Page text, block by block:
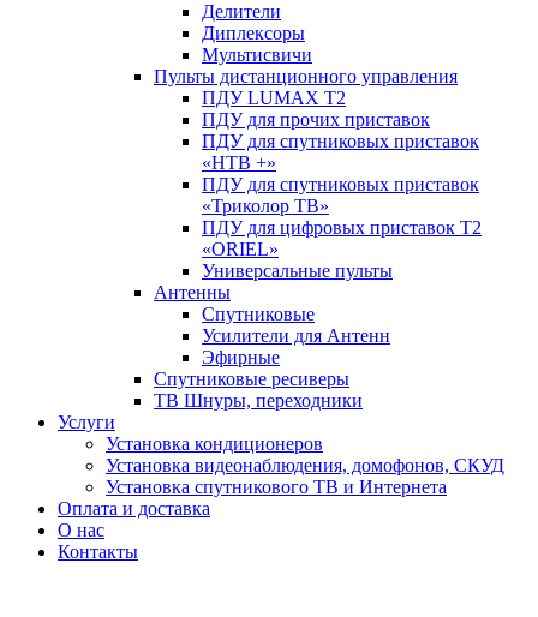
Делители
Диплексоры
Мультисвичи
Пульты дистанционного управления
ПДУ LUMAX Т2
ПДУ для прочих приставок
ПДУ для спутниковых приставок
«НТВ +»
ПДУ для спутниковых приставок
«Триколор ТВ»
ПДУ для цифровых приставок Т2
«ORIEL»
Универсальные пульты
Антенны
Спутниковые
Усилители для Антенн
Эфирные
Спутниковые ресиверы
ТВ Шнуры, переходники
Услуги
Установка кондиционеров
Установка видеонаблюдения, домофонов, СКУД
Установка спутникового ТВ и Интернета
Оплата и доставка
О нас
Контакты